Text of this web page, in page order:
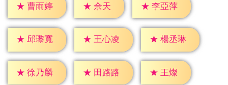
★ 曹雨婷 ★ 余天 ★ 李亞萍
★ 邱瓈寬 ★ 王心凌 ★ 楊丞琳
★ 徐乃麟 ★ 田路路 ★ 王燦